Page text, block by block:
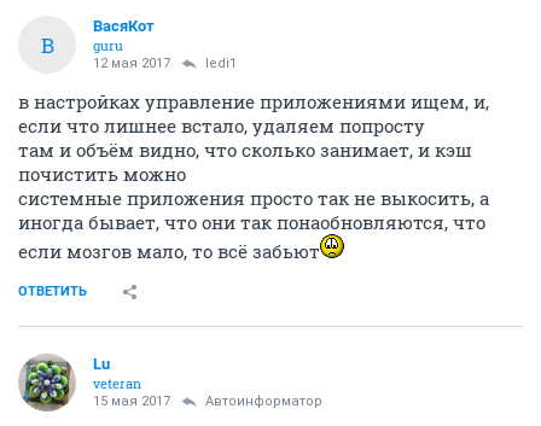
В
ВасяКот
guru
12 мая 2017 ledi1
в настройках управление приложениями ищем, и,
если что лишнее встало, удаляем попросту
там и объём видно, что сколько занимает, и кэш
почистить можно
системные приложения просто так не выкосить, а
иногда бывает, что они так понаобновляются, что
если мозгов мало, то всё забьют
ОТВЕТИТЬ
Lu
veteran
15 мая 2017 Автоинформатор